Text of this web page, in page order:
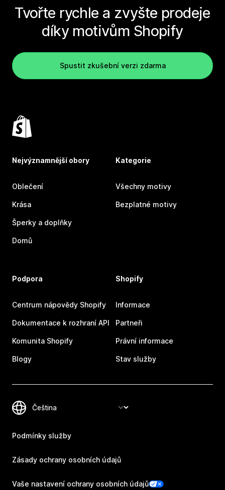
Tvořte rychle a zvyšte prodeje
díky motivům Shopify
Spustit zkušební verzi zdarma
Nejvýznamnější obory
Oblečení
Krása
Šperky a doplňky
Domů
Kategorie
Všechny motivy
Bezplatné motivy
Podpora
Centrum nápovědy Shopify
Dokumentace k rozhraní API
Komunita Shopify
Blogy
Shopify
Informace
Partneři
Právní informace
Stav služby
Podmínky služby
Zásady ochrany osobních údajů
Vaše nastavení ochrany osobních údajů